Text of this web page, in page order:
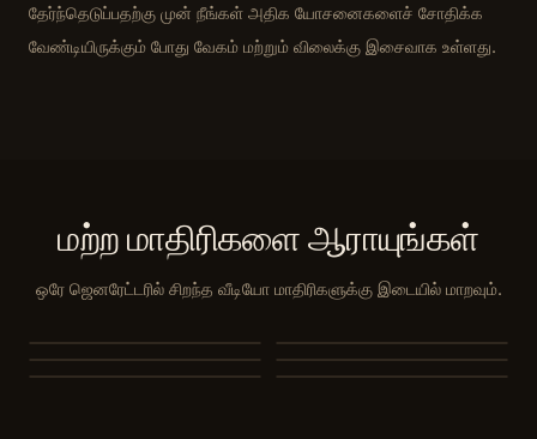
தேர்ந்தெடுப்பதற்கு முன் நீங்கள் அதிக யோசனைகளைச் சோதிக்க
வேண்டியிருக்கும் போது வேகம் மற்றும் விலைக்கு இசைவாக உள்ளது.
மற்ற மாதிரிகளை ஆராயுங்கள்
ஒரே ஜெனரேட்டரில் சிறந்த வீடியோ மாதிரிகளுக்கு இடையில் மாறவும்.